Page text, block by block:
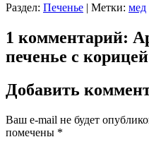
Раздел: Печенье | Метки: мед
1 комментарий:
печенье с
Добавить
Ваш e-mail не будет
помечены *